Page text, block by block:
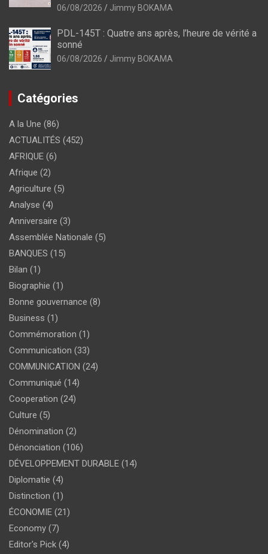
06/08/2026 Jimmy BOKAMA
PDL-145T : Quatre ans après, l’heure de vérité a
sonné
06/08/2026 Jimmy BOKAMA
Catégories
A la Une (86)
ACTUALITÉS (452)
AFRIQUE (6)
Afrique (2)
Agriculture (5)
Analyse (4)
Anniversaire (3)
Assemblée Nationale (5)
BANQUES (15)
Bilan (1)
Biographie (1)
Bonne gouvernance (8)
Business (1)
Commémoration (1)
Communication (33)
COMMUNICATION (24)
Communiqué (14)
Cooperation (24)
Culture (5)
Dénomination (2)
Dénonciation (106)
DÉVELOPPEMENT DURABLE (14)
Diplomatie (4)
Distinction (1)
ÉCONOMIE (21)
Economy (7)
Editor's Pick (4)